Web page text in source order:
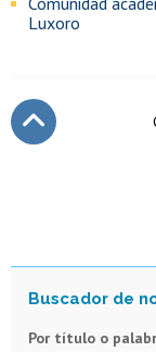
Luxoro
Por título o